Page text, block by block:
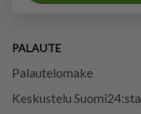
PALAUTE
Palautelomake
Keskustelu Suomi24:sta